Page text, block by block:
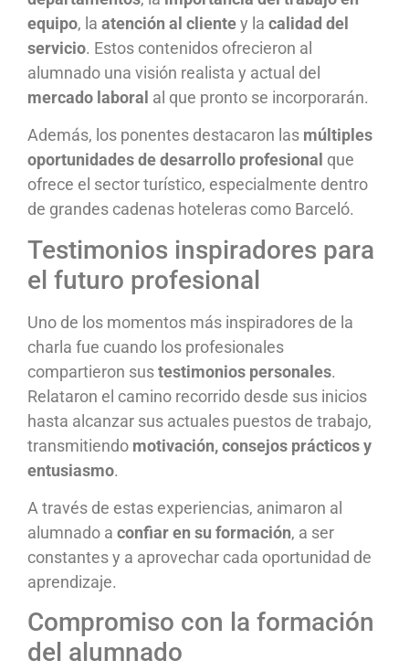
equipo, la atención al clientey la calidad del
servicio. Estos contenidos ofrecieron al
alumnado una visión realista y actual del
mercado laboral al que pronto se incorporarán.
Además, los ponentes destacaron las múltiples
oportunidades de desarrollo profesional que
ofrece el sector turístico, especialmente dentro
de grandes cadenas hoteleras como Barceló.
Testimonios inspiradores para
el futuro profesional
Uno de los momentos más inspiradores de la
charla fue cuando los profesionales
compartieron sustestimonios personales.
Relataron el camino recorrido desde sus inicios
hasta alcanzar sus actuales puestos de trabajo,
transmitiendo motivación, consejos prácticos y
entusiasmo.
A través de estas experiencias, animaron al
alumnado a confiar en su formación, a ser
constantes y a aprovechar cada oportunidad de
aprendizaje.
Compromiso con la formación
del alumnado